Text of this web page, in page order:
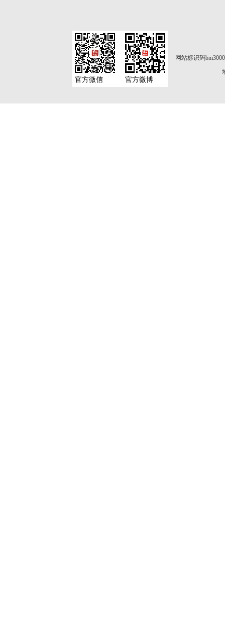
网站标识码
官方微信 官方微博